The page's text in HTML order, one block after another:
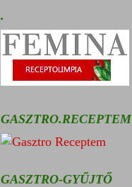
.
GASZTRO.RECEPTEM
GASZTRO-GYŰJTŐ